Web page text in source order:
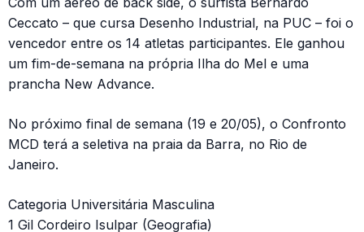
Ceccato – que cursa Desenho Industrial, na PUC – foi o
vencedor entre os 14 atletas participantes. Ele ganhou
um fim-de-semana na própria Ilha do Mel e uma
prancha New Advance.
No próximo final de semana (19 e 20/05), o Confronto
MCD terá a seletiva na praia da Barra, no Rio de
Janeiro.
Categoria Universitária Masculina
1 Gil Cordeiro Isulpar (Geografia)